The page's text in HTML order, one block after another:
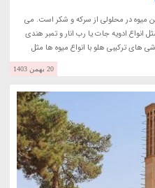
میوه در محلولی از سرکه و شکر است. می
انواع ادویه جات یا رب انار و تمبر هندی
های ترکیبی هلو با انواع میوه ها مثل
20 بهمن 1403